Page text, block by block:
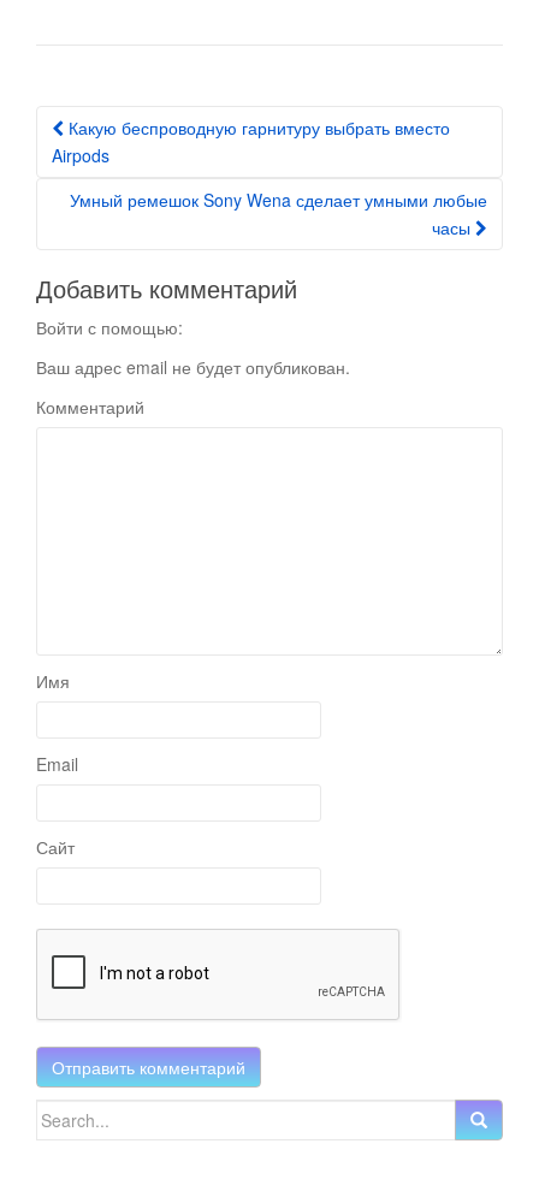
Post navigation
Какую беспроводную гарнитуру выбрать вместо
Airpods
Умный ремешок Sony Wena сделает умными любые
часы
Добавить комментарий
Войти с помощью:
Ваш адрес email не будет опубликован.
Комментарий
Имя
Email
Сайт
Search for: